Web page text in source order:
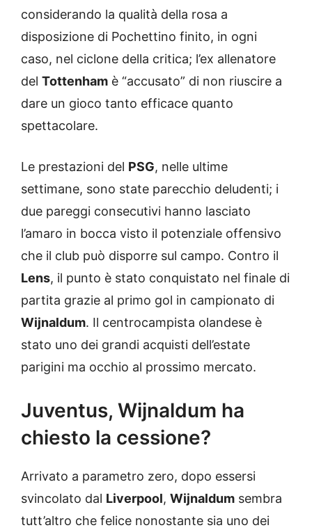
considerando la qualità della rosa a
disposizione di Pochettino finito, in ogni
caso, nel ciclone della critica; l’ex allenatore
del Tottenham è “accusato” di non riuscire a
dare un gioco tanto efficace quanto
spettacolare.
Le prestazioni del PSG, nelle ultime
settimane, sono state parecchio deludenti; i
due pareggi consecutivi hanno lasciato
l’amaro in bocca visto il potenziale offensivo
che il club può disporre sul campo. Contro il
Lens, il punto è stato conquistato nel finale di
partita grazie al primo gol in campionato di
Wijnaldum. Il centrocampista olandese è
stato uno dei grandi acquisti dell’estate
parigini ma occhio al prossimo mercato.
Juventus, Wijnaldum ha
chiesto la cessione?
Arrivato a parametro zero, dopo essersi
svincolato dal Liverpool, Wijnaldum sembra
tutt’altro che felice nonostante sia uno dei